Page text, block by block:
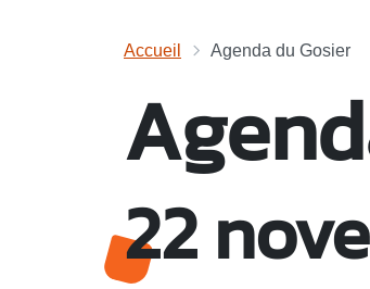
Accueil Agenda du Gosier
22